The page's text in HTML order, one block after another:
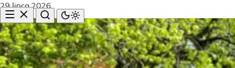
29 lipca 2026